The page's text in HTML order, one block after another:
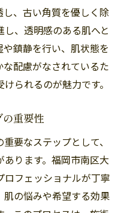
、古い角質を優しく除
、透明感のある肌へと
鎮静を行い、肌状態を
配慮がなされているた
られるのが魅力です。
重要性
要なステップとして、
ります。福岡市南区大
フェッショナルが丁寧
肌の悩みや希望する効果